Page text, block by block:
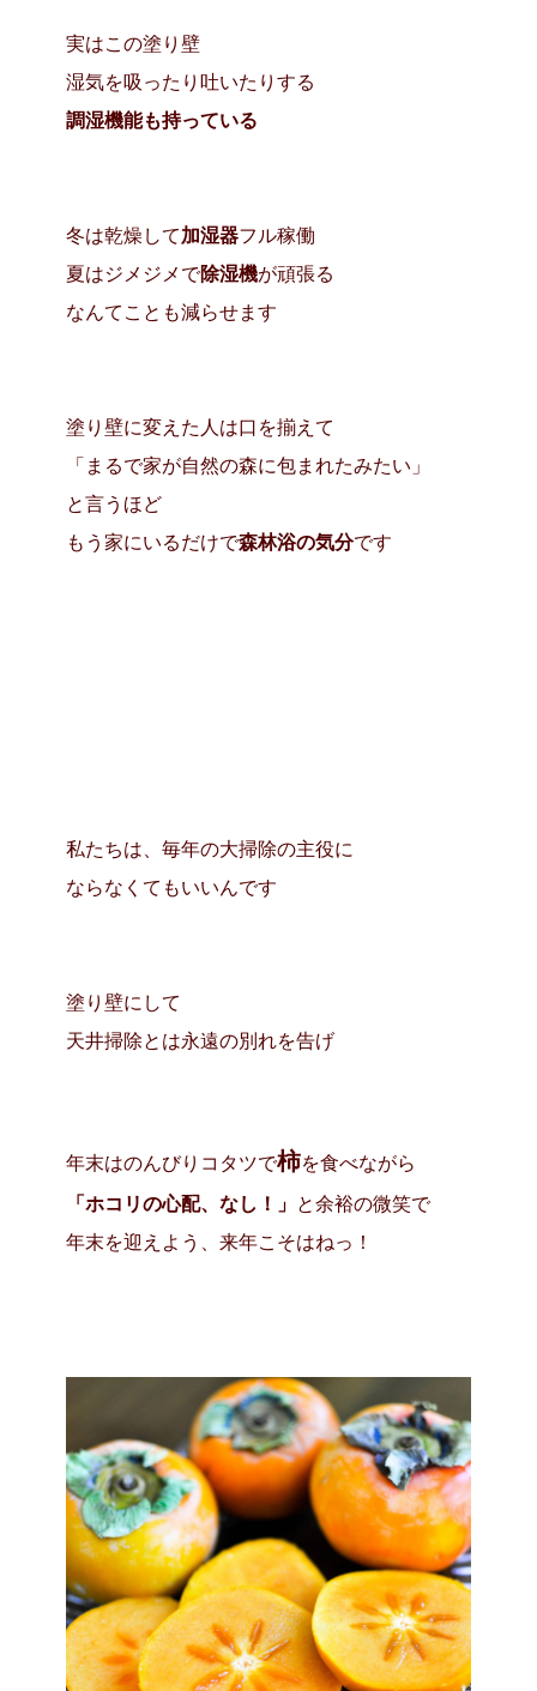
実はこの塗り壁
湿気を吸ったり吐いたりする
調湿機能も持っている
冬は乾燥して加湿器フル稼働
夏はジメジメで除湿機が頑張る
なんてことも減らせます
塗り壁に変えた人は口を揃えて
「まるで家が自然の森に包まれたみたい」
と言うほど
もう家にいるだけで森林浴の気分です
私たちは、毎年の大掃除の主役に
ならなくてもいいんです
塗り壁にして
天井掃除とは永遠の別れを告げ
年末はのんびりコタツで柿を食べながら
「ホコリの心配、なし！」 と余裕の微笑で
年末を迎えよう、来年こそはねっ！